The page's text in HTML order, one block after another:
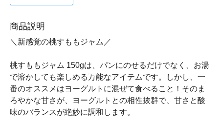
商品説明
＼新感覚の桃すももジャム／
桃すももジャム 150gは、パンにのせるだけでなく、お湯
で溶かしても楽しめる万能なアイテムです。しかし、一
番のオススメはヨーグルトに混ぜて食べること！そのま
ろやかな甘さが、ヨーグルトとの相性抜群で、甘さと酸
味のバランスが絶妙に調和します。